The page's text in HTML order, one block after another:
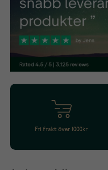
Fri frakt över 1000kr